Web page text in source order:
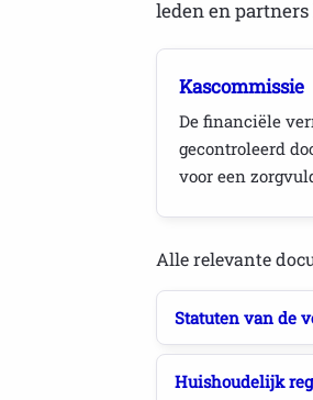
leden en
Kascommissie
De financiële
gecontroleerd
voor een
Alle relevante
Statuten van de
Huishoudelijk